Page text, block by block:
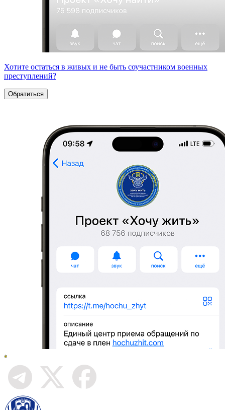
Хотите остаться в живых и не быть соучастником военных
преступлений?
Обратиться